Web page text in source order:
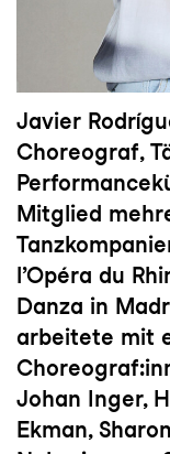
Javier
Choreograf,
Mitglied
l’Opéra du
Danza in
arbeitete mit
Johan Inger,
Ekman,